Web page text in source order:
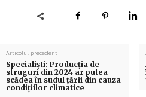
Articolul precedent
Specialiști: Producţia de
struguri din 2024 ar putea
scădea în sudul ţării din cauza
condiţiilor climatice